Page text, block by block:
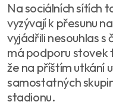
Na sociálních sítích
vyzývají k přesunu
vyjádřili nesouhlas s
má podporu stovek
že na příštím utkání
samostatných
stadionu.